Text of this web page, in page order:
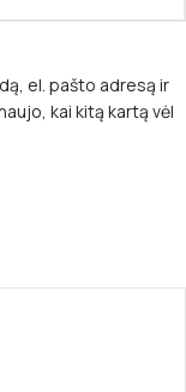
el. pašto adresą ir
kai kitą kartą vėl